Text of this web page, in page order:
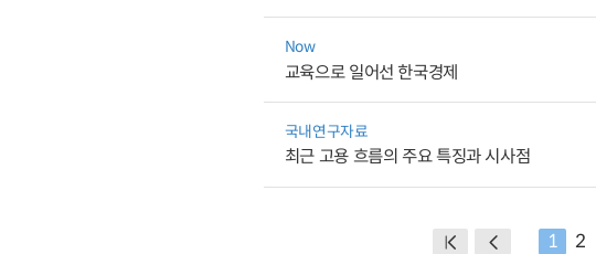
Now
교육으로 일어선 한국경제
국내연구자료
최근 고용 흐름의 주요 특징과 시사점
1 2